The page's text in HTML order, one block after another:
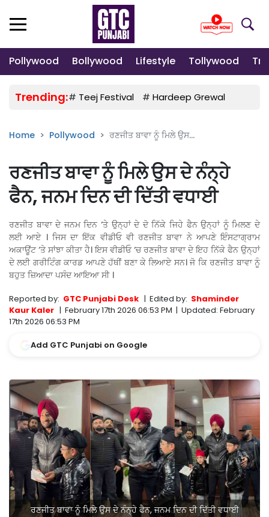
Pollywood Bollywood Lifestyle Tollywood
Trending:# Teej Festival # Hardeep Grewal
Home Pollywood ਰਣਜੀਤ ਬਾਵਾ ਨੂੰ ਮਿਲੇ ਉਸ...
ਰਣਜੀਤ ਬਾਵਾ ਨੂੰ ਮਿਲੇ ਉਸ ਦੇ ਨੰਨ੍ਹੇ
ਫੈਨ, ਜਨਮ ਦਿਨ ਦੀ ਦਿੱਤੀ ਵਧਾਈ
ਰਣਜੀਤ ਬਾਵਾ ਦੇ ਜਨਮ ਦਿਨ ‘ਤੇ ਉਨ੍ਹਾਂ ਦੇ ਦੋ ਨਿੱਕੇ ਜਿਹੇ ਫੈਨ ਉਨ੍ਹਾਂ ਨੂੰ ਮਿਲਣ ਦੇ
ਲਈ ਆਏ । ਜਿਸ ਦਾ ਇੱਕ ਵੀਡੀਓ ਵੀ ਰਣਜੀਤ ਬਾਵਾ ਨੇ ਆਪਣੇ ਇੰਸਟਾਗ੍ਰਾਮ
ਅਕਾਊਂਟ ‘ਤੇ ਸਾਂਝਾ ਕੀਤਾ ਹੈ। ਇਸ ਵੀਡੀਓ ‘ਚ ਰਣਜੀਤ ਬਾਵਾ ਦੇ ਇਹ ਨਿੱਕੇ ਫੈਨ ਉਨ੍ਹਾਂ
ਦੇ ਲਈ ਗਰੀਟਿੰਗ ਕਾਰਡ ਆਪਣੇ ਹੱਥੀਂ ਬਣਾ ਕੇ ਲਿਆਏ ਸਨ। ਜੋ ਕਿ ਰਣਜੀਤ ਬਾਵਾ ਨੂੰ
ਬਹੁਤ ਜ਼ਿਆਦਾ ਪਸੰਦ ਆਇਆ ਸੀ ।
Reported by: GTC Punjabi Desk | Edited by: Shaminder
Kaur Kaler | February 17th 2026 06:53 PM | Updated: February
17th 2026 06:53 PM
Add GTC Punjabi on Google
ਰਣਜੀਤ ਬਾਵਾ ਨੂੰ ਮਿਲੇ ਉਸ ਦੇ ਨੰਨ੍ਹੇ ਫੈਨ, ਜਨਮ ਦਿਨ ਦੀ ਦਿੱਤੀ ਵਧਾਈ